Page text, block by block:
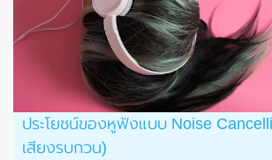
ประโยชน์ของหูฟังแบบ Noise
เสียงรบกวน)